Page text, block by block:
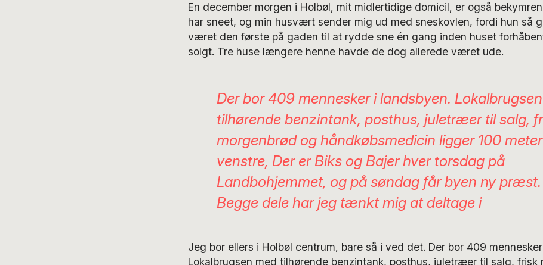
En december morgen i Holbøl, mit midlertidige domicil, er også
har sneet, og min husvært sender mig ud med sneskovlen, fordi hun så
været den første på gaden til at rydde sne én gang inden huset
solgt. Tre huse længere henne havde de dog allerede været ude.
Der bor 409 mennesker i landsbyen.
tilhørende benzintank, posthus, juletræer til salg,
morgenbrød og håndkøbsmedicin ligger 100
venstre, Der er Biks og Bajerhver torsdag på
Landbohjemmet, og på søndag får byen ny præst.
Begge dele har jeg tænkt mig at deltage i
Jeg bor ellers i Holbøl centrum, bare så i ved det. Der bor 409
Lokalbrugsen med tilhørende benzintank, posthus, juletræer til salg, frisk